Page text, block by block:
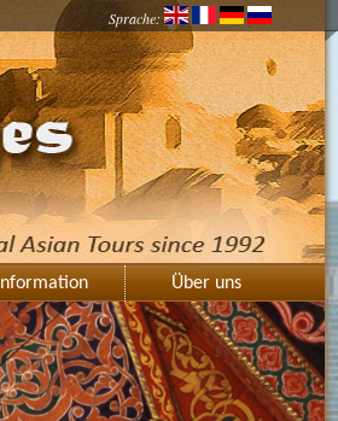
Sprache:
Information Über uns